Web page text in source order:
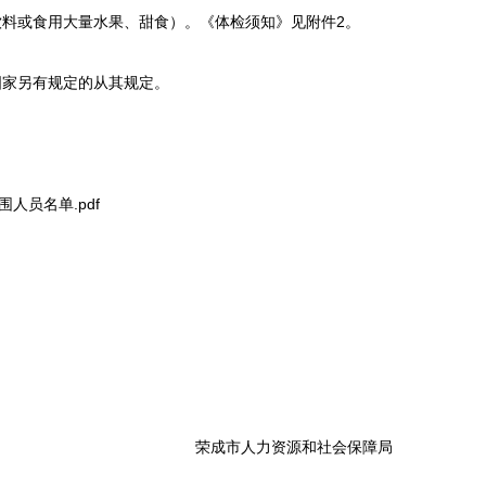
或食用大量水果、甜食）。《体检须知》见附件2。
另有规定的从其规定。
人员名单.pdf
和社会保障局